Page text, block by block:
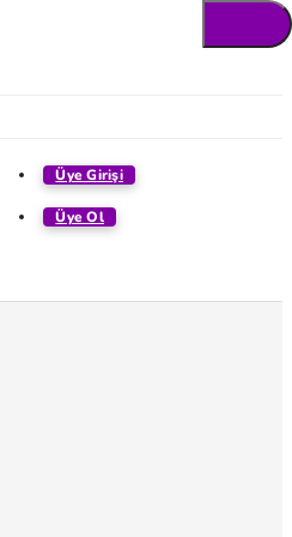
Üye Girişi
Üye Ol